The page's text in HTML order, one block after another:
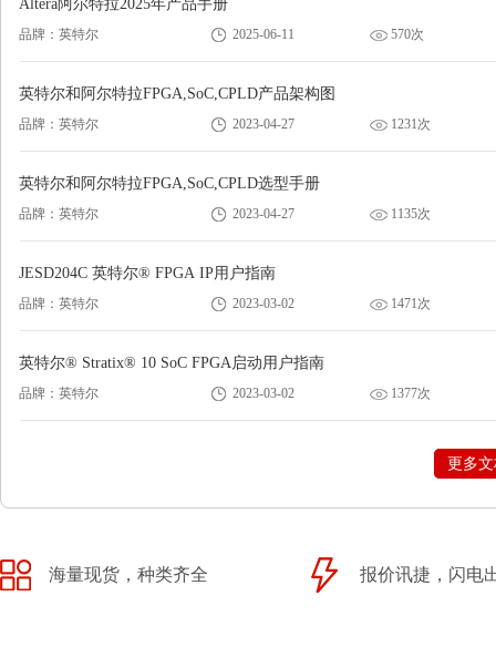
Altera阿尔特拉2025年产品手册
品牌：英特尔 2025-06-11 570次
英特尔和阿尔特拉FPGA,SoC,CPLD产品架构图
品牌：英特尔 2023-04-27 1231次
英特尔和阿尔特拉FPGA,SoC,CPLD选型手册
品牌：英特尔 2023-04-27 1135次
JESD204C 英特尔® FPGA IP用户指南
品牌：英特尔 2023-03-02 1471次
英特尔® Stratix® 10 SoC FPGA启动用户指南
品牌：英特尔 2023-03-02 1377次
更多
海量现货，种类齐全 报价讯捷，闪电